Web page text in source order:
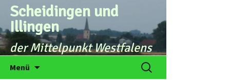
Scheidingen und
Illingen
der Mittelpunkt Westfalens
Menü
Suchen
nach: